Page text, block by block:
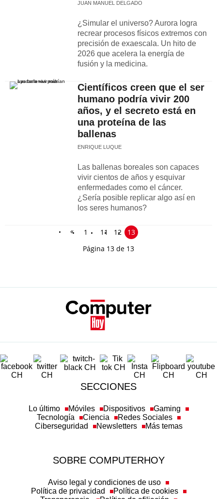
JUAN MANUEL DELGADO
¿Simular el universo? Aurora logra
recrear procesos físicos extremos con
precisión de exaescala. Un hito de
2026 que acelera la energía de
fusión y la medicina.
Científicos creen que el ser
humano podría vivir 200
años, y el secreto está en
una proteína de las
ballenas
ENRIQUE LUQUE
Las ballenas boreales son capaces
vivir cientos de años y esquivar
enfermedades como el cáncer.
¿Sería posible replicar algo así en
los seres humanos?
« 1 11 12
13
Página 13 de 13
SECCIONES
Lo último Móviles Dispositivos
Gaming
Tecnología
Ciencia
Redes Sociales
Ciberseguridad
Newsletters Más temas
SOBRE COMPUTERHOY
Aviso legal y condiciones de uso
Política de privacidad
Política de cookies